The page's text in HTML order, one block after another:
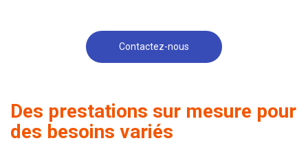
Contactez-nous
Des prestations sur mesure pour
des besoins variés